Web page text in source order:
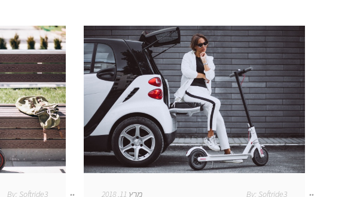
By: Softride3 By: Softride3 מרץ 11, 2018